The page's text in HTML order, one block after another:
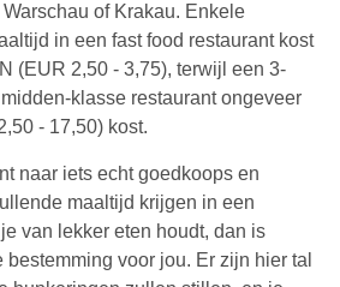
of Krakau. Enkele
in een fast food restaurant kost
(EUR 2,50 - 3,75), terwijl een 3-
klasse restaurant ongeveer
- 17,50) kost.
naar iets echt goedkoops en
maaltijd krijgen in een
van lekker eten houdt, dan is
voor jou. Er zijn hier tal